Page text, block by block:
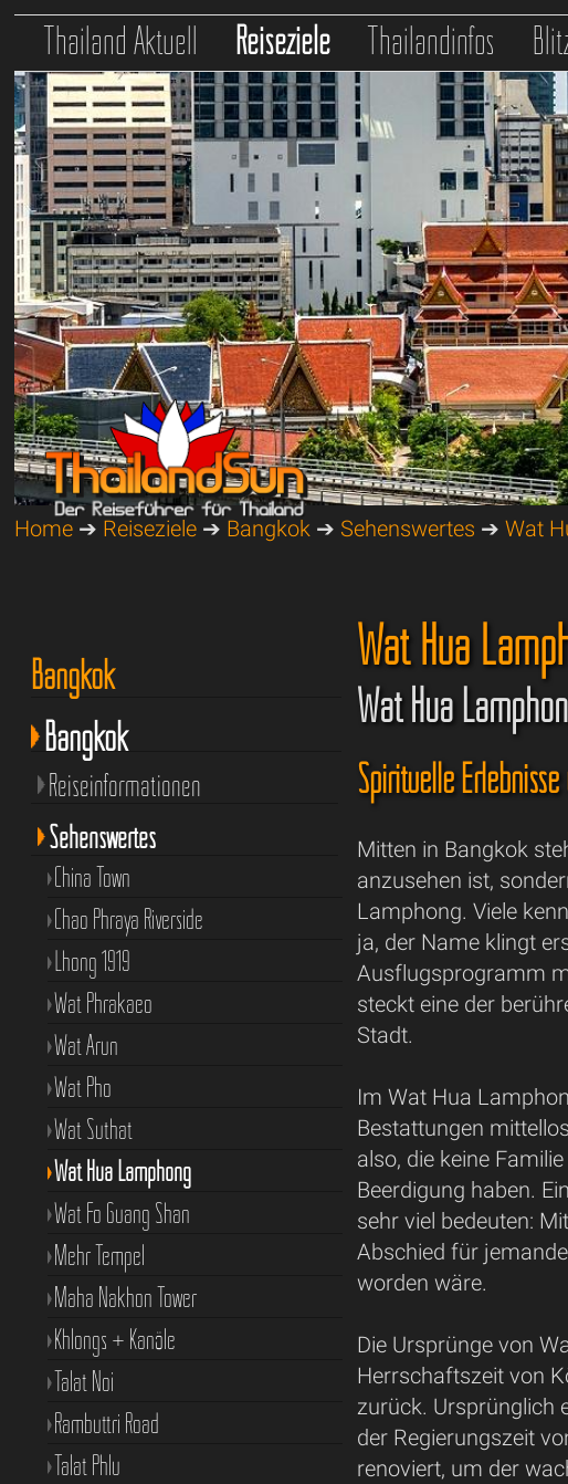
Thailand Aktuell Reiseziele Thailandinfos
Home ➔ Reiseziele ➔ Bangkok ➔ Sehenswertes ➔Wat
Wat Hua
Wat Hua
Spirituelle
Mitten in Bangkok
anzusehen ist,
Lamphong. Viele
ja, der Name klingt
Ausflugsprogramm
steckt eine der
Stadt.
Im Wat Hua
Bestattungen
also, die keine
Beerdigung haben.
sehr viel bedeuten:
Abschied für
worden wäre.
Die Ursprünge von
Herrschaftszeit von
zurück. Ursprünglich
der Regierungszeit
renoviert, um der
Bangkok
Bangkok
Reiseinformationen
Sehenswertes
China Town
Chao Phraya Riverside
Lhong 1919
Wat Phrakaeo
Wat Arun
Wat Pho
Wat Suthat
Wat Hua Lamphong
Wat Fo Guang Shan
Mehr Tempel
Maha Nakhon Tower
Khlongs + Kanäle
Talat Noi
Rambuttri Road
Talat Phlu